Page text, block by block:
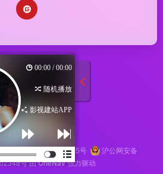
航苏ICP备2024116145号
沪公网安备
号由OneNav强力驱动
00:00 / 00:00
随机播放
影视建站APP